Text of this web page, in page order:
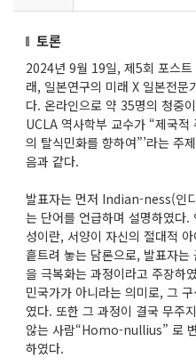
토론
2024년 9월 19일, 제5회 포스트
래, 일본연구의 미래 X 일본전문
다. 온라인으로 약 35명의 청중
UCLA 역사학부 교수가 “제국
의 탈식민화를 향하여”’라는 주
음과 같다.
발표자는 먼저 Indian-ness(인
는 단어를 언급하며 설명하였다
성이란, 서양이 자신의 절대적
흩트려 놓는 담론으로, 발표자
을 극복화는 과정이라고 주장
민국가가 아니라는 의미로, 그
였다. 또한 그 과정이 결국 무
않는 사람“Homo-nullius” 로
하였다.